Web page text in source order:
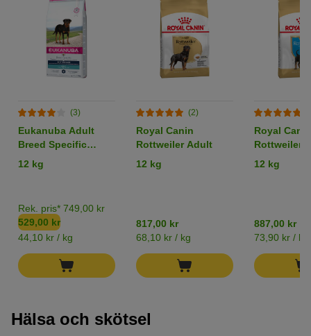
(3)
Eukanuba Adult
Breed Specific
Rottweiler
12 kg
Rek. pris* 749,00 kr
529,00 kr
44,10 kr / kg
(2)
Royal Canin
Rottweiler Adult
12 kg
817,00 kr
68,10 kr / kg
Royal Canin
Rottweiler
12 kg
887,00 kr
73,90 kr / kg
Hälsa och skötsel